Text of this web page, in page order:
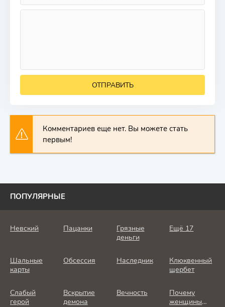
ОТПРАВИТЬ
Комментариев еще нет. Вы можете стать
первым!
ПОПУЛЯРНЫЕ
Невский Пацанки
Грязные
деньги
Ещё 17
Шальные
карты
Обсессия Наследник
Клюквенный
щербет
Слабый
герой
Вскрытие
демона
Вечность
Почему
женщины